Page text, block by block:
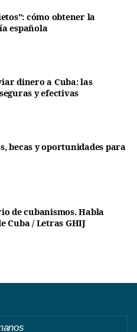
cómo obtener la
española
dinero a Cuba: las
y efectivas
becas y oportunidades para
de cubanismos. Habla
Cuba / Letras GHIJ